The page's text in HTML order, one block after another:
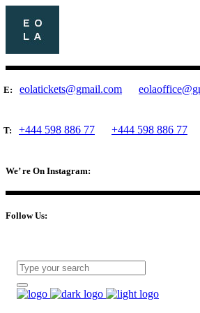
E: eolatickets@gmail.com
T: +444 598 886 77 +444 598 886 77
We’ re On Instagram:
Follow Us: